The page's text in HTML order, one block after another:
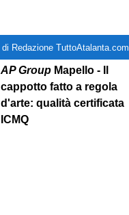
di Redazione TuttoAtalanta.com
AP Group Mapello - Il
cappotto fatto a regola
d'arte: qualità certificata
ICMQ